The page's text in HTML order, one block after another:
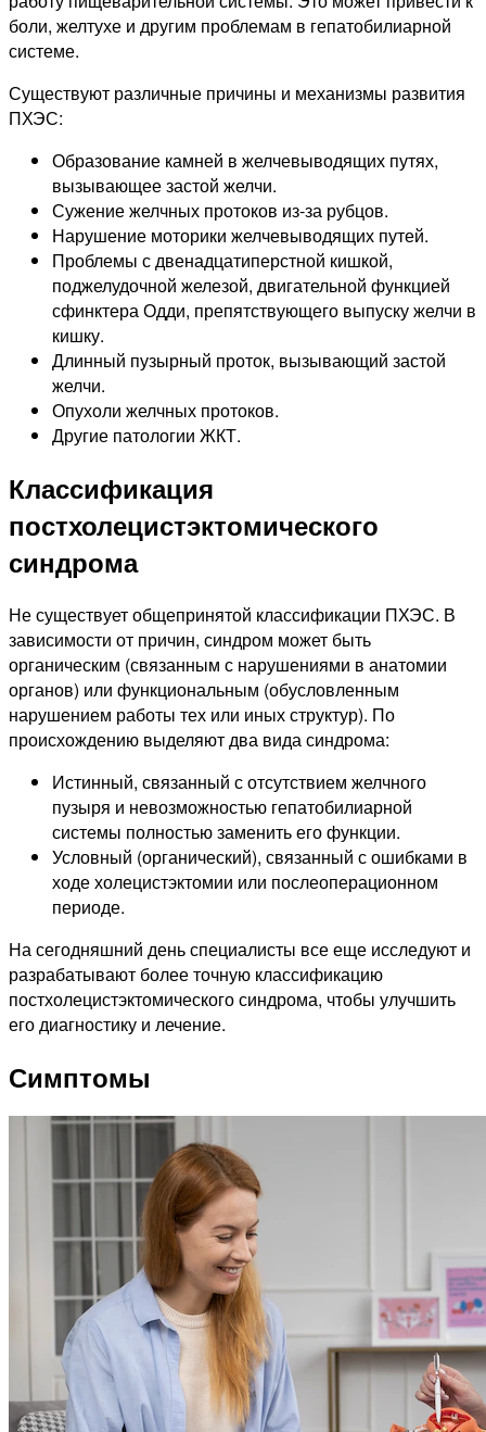
боли, желтухе и другим проблемам в гепатобилиарной
системе.
Существуют различные причины и механизмы развития
ПХЭС:
Образование камней в желчевыводящих путях,
вызывающее застой желчи.
Сужение желчных протоков из-за рубцов.
Нарушение моторики желчевыводящих путей.
Проблемы с двенадцатиперстной кишкой,
поджелудочной железой, двигательной функцией
сфинктера Одди, препятствующего выпуску желчи в
кишку.
Длинный пузырный проток, вызывающий застой
желчи.
Опухоли желчных протоков.
Другие патологии ЖКТ.
Классификация
постхолецистэктомического
синдрома
Не существует общепринятой классификации ПХЭС. В
зависимости от причин, синдром может быть
органическим (связанным с нарушениями в анатомии
органов) или функциональным (обусловленным
нарушением работы тех или иных структур). По
происхождению выделяют два вида синдрома:
Истинный, связанный с отсутствием желчного
пузыря и невозможностью гепатобилиарной
системы полностью заменить его функции.
Условный (органический), связанный с ошибками в
ходе холецистэктомии или послеоперационном
периоде.
На сегодняшний день специалисты все еще исследуют и
разрабатывают более точную классификацию
постхолецистэктомического синдрома, чтобы улучшить
его диагностику и лечение.
Симптомы